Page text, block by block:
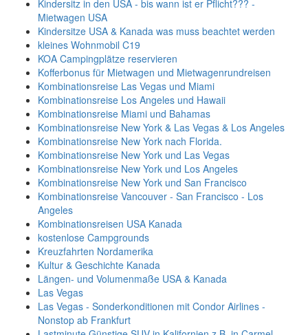
Kindersitz in den USA - bis wann ist er Pflicht??? -
Mietwagen USA
Kindersitze USA & Kanada was muss beachtet werden
kleines Wohnmobil C19
KOA Campingplätze reservieren
Kofferbonus für Mietwagen und Mietwagenrundreisen
Kombinationsreise Las Vegas und Miami
Kombinationsreise Los Angeles und Hawaii
Kombinationsreise Miami und Bahamas
Kombinationsreise New York & Las Vegas & Los Angeles
Kombinationsreise New York nach Florida.
Kombinationsreise New York und Las Vegas
Kombinationsreise New York und Los Angeles
Kombinationsreise New York und San Francisco
Kombinationsreise Vancouver - San Francisco - Los
Angeles
Kombinationsreisen USA Kanada
kostenlose Campgrounds
Kreuzfahrten Nordamerika
Kultur & Geschichte Kanada
Längen- und Volumenmaße USA & Kanada
Las Vegas
Las Vegas - Sonderkonditionen mit Condor Airlines -
Nonstop ab Frankfurt